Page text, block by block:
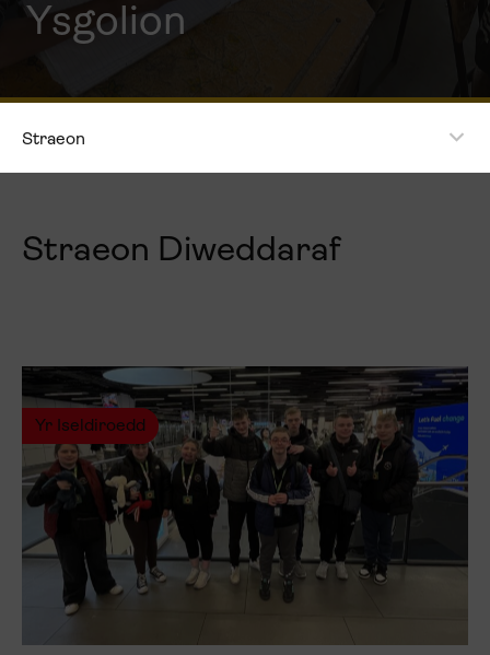
Ysgolion
Straeon
Straeon Diweddaraf
Yr Iseldiroedd